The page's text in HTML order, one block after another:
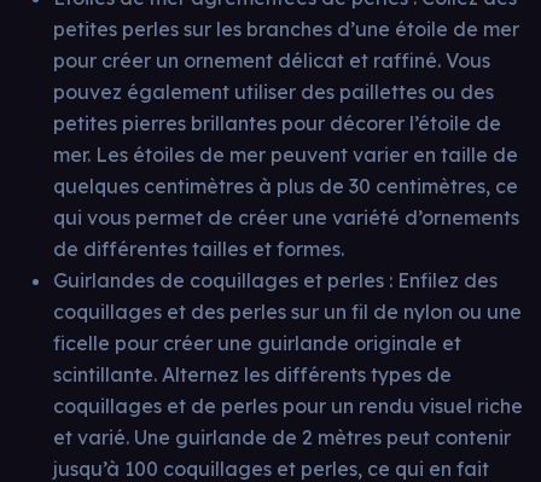
petites perles sur les branches d’une étoile de mer
pour créer un ornement délicat et raffiné. Vous
pouvez également utiliser des paillettes ou des
petites pierres brillantes pour décorer l’étoile de
mer. Les étoiles de mer peuvent varier en taille de
quelques centimètres à plus de 30 centimètres, ce
qui vous permet de créer une variété d’ornements
de différentes tailles et formes.
Guirlandes de coquillages et perles : Enfilez des
coquillages et des perles sur un fil de nylon ou une
ficelle pour créer une guirlande originale et
scintillante. Alternez les différents types de
coquillages et de perles pour un rendu visuel riche
et varié. Une guirlande de 2 mètres peut contenir
jusqu’à 100 coquillages et perles, ce qui en fait